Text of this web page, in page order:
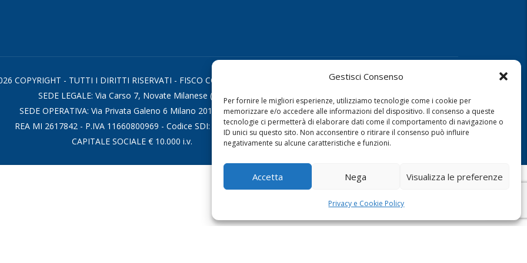
Gestisci Consenso
Per fornire le migliori esperienze, utilizziamo tecnologie come i cookie per
memorizzare e/o accedere alle informazioni del dispositivo. Il consenso a queste
tecnologie ci permetterà di elaborare dati come il comportamento di navigazione o
ID unici su questo sito. Non acconsentire o ritirare il consenso può influire
negativamente su alcune caratteristiche e funzioni.
Accetta Nega Visualizza le preferenze
Privacy e Cookie Policy
COPYRIGHT - TUTTI I DIRITTI RISERVATI - FISCO CONSULTING S.R.L
SEDE LEGALE: Via Carso 7, Novate Milanese (MI)
SEDE OPERATIVA: Via Privata Galeno 6 Milano 20126 - (MI)
REA MI 2617842 - P.IVA 11660800969 - Codice SDI: KRRH6B9
CAPITALE SOCIALE € 10.000 i.v.